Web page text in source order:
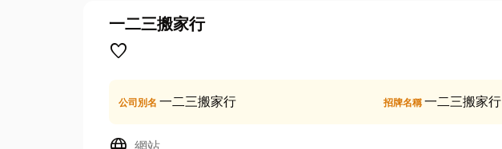
一二三搬家行
favorite
公司別名 一二三搬家行 招牌名稱一二三搬家行